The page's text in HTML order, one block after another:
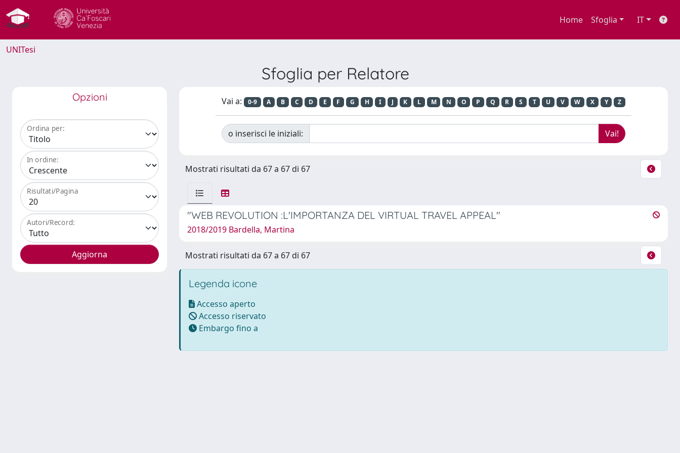
Home Sfoglia IT
UNITesi
Sfoglia per Relatore
Opzioni
Ordina per:
In ordine:
Risultati/Pagina
Autori/Record:
Vai a: 0-9 A B C D E F G H I J K L M N O P Q R S T U V W X Y Z
o inserisci le iniziali:
Mostrati risultati da 67 a 67 di 67
"WEB REVOLUTION :L'IMPORTANZA DEL VIRTUAL TRAVEL APPEAL"
2018/2019 Bardella, Martina
Mostrati risultati da 67 a 67 di 67
Legenda icone
Accesso aperto
Accesso riservato
Embargo fino a